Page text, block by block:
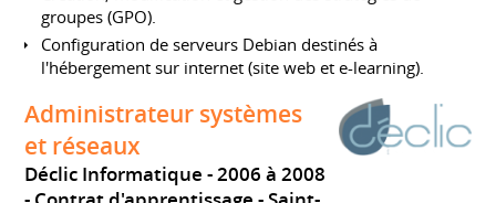
groupes (GPO).
Configuration de serveurs Debian destinés à
l'hébergement sur internet (site web et e-learning).
Administrateur systèmes
et réseaux
Déclic Informatique
2006 à 2008